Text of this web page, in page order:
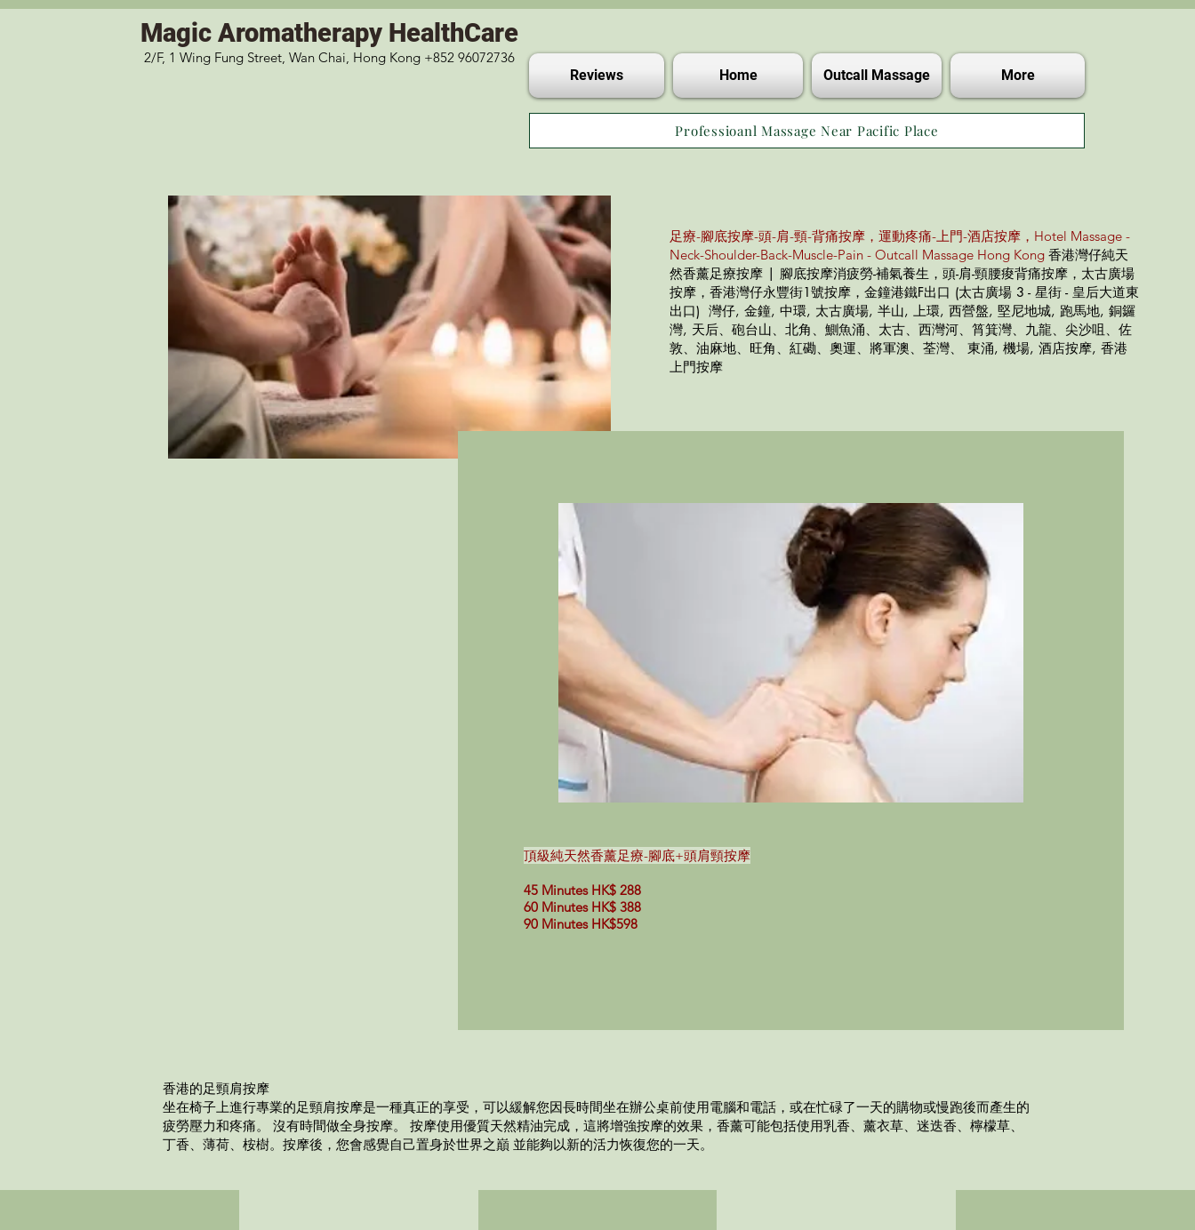
Magic Aromatherapy HealthCare
2/F, 1 Wing Fung Street, Wan Chai, Hong Kong +852 96072736
Reviews
Home Outcall Massage More
Professioanl Massage Near Pacific Place
頂級純天然香薰足療-腳底+頭肩頸按摩
45 Minutes HK$ 288
60 Minutes HK$ 388
90 Minutes HK$598
足療-腳底按摩-頭-肩-頸-背痛按摩，運動疼痛-上門-酒店按摩，Hotel Massage -
Neck-Shoulder-Back-Muscle-Pain - Outcall Massage Hong Kong 香港灣仔純天
然香薰足療按摩 | 腳底按摩消疲勞-補氣養生，頭-肩-頸腰痠背痛按摩，太古廣場
按摩，香港灣仔永豐街1號按摩，金鐘港鐵F出口 (太古廣場 3 - 星街 - 皇后大道東
出口) 灣仔, 金鐘, 中環, 太古廣場, 半山, 上環, 西營盤, 堅尼地城, 跑馬地, 銅鑼
灣, 天后、砲台山、北角、鰂魚涌、太古、西灣河、筲箕灣、九龍、尖沙咀、佐
敦、油麻地、旺角、紅磡、奧運、將軍澳、荃灣、 東涌, 機場, 酒店按摩, 香港
上門按摩
香港的足頸肩按摩
坐在椅子上進行專業的足頸肩按摩是一種真正的享受，可以緩解您因長時間坐在辦公桌前使用電腦和電話，或在忙碌了一天的購物或慢跑後而產生的
疲勞壓力和疼痛。 沒有時間做全身按摩。 按摩使用優質天然精油完成，這將增強按摩的效果，香薰可能包括使用乳香、薰衣草、迷迭香、檸檬草、
丁香、薄荷、桉樹。按摩後，您會感覺自己置身於世界之巔 並能夠以新的活力恢復您的一天。